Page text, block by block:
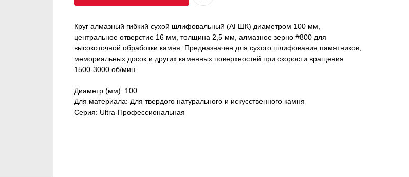
Круг алмазный гибкий сухой шлифовальный (АГШК) диаметром 100 мм,
центральное отверстие 16 мм, толщина 2,5 мм, алмазное зерно #800 для
высокоточной обработки камня. Предназначен для сухого шлифования памятников,
мемориальных досок и других каменных поверхностей при скорости вращения
1500-3000 об/мин.
Диаметр (мм): 100
Для материала: Для твердого натурального и искусственного камня
Серия: Ultra-Профессиональная